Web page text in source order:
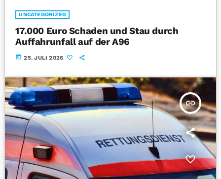
UNCATEGORIZED
17.000 Euro Schaden und Stau durch
Auffahrunfall auf der A96
today 25. JULI 2026
insert_link